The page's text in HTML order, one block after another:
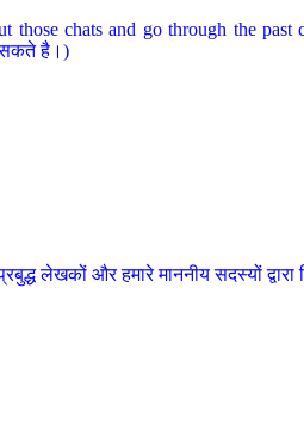
chats and go through the
सकते है।)
लेखकों और हमारे माननीय सदस्यों